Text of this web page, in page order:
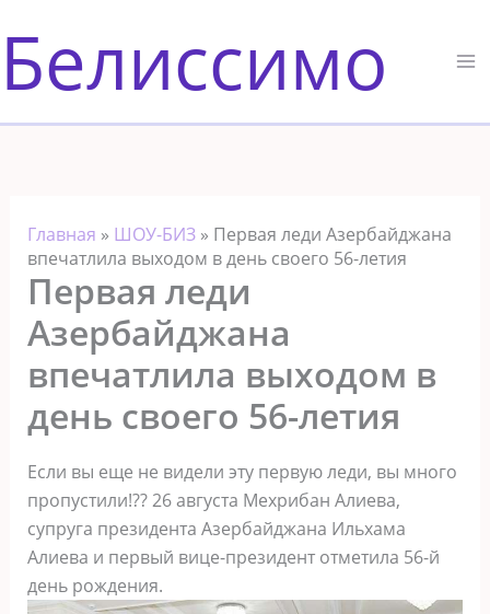
к
содержимому
Белиссимо
Главная » ШОУ-БИЗ» Первая леди Азербайджана
впечатлила выходом в день своего 56-летия
Первая леди
Азербайджана
впечатлила выходом в
день своего 56-летия
Если вы еще не видели эту первую леди, вы много
пропустили!?? 26 августа Мехрибан Алиева,
супруга президента Азербайджана Ильхама
Алиева и первый вице-президент отметила 56-й
день рождения.